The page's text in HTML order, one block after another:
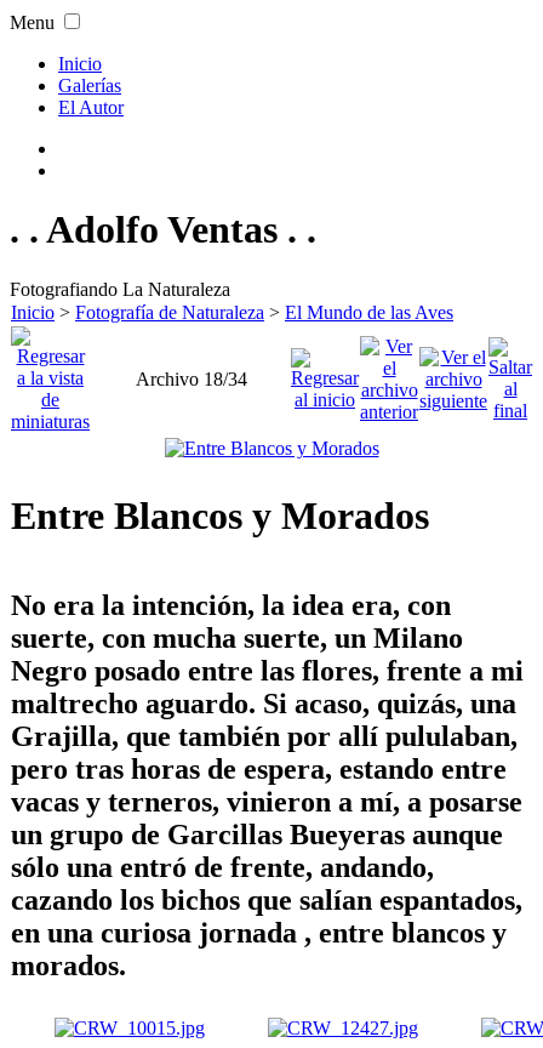
Menu
Inicio
Galerías
El Autor
. . Adolfo Ventas . .
Fotografiando La Naturaleza
Inicio > Fotografía de Naturaleza > El Mundo de las Aves
Archivo 18/34
Entre Blancos y Morados
No era la intención, la idea era, con
suerte, con mucha suerte, un Milano
Negro posado entre las flores, frente a mi
maltrecho aguardo. Si acaso, quizás, una
Grajilla, que también por allí pululaban,
pero tras horas de espera, estando entre
vacas y terneros, vinieron a mí, a posarse
un grupo de Garcillas Bueyeras aunque
sólo una entró de frente, andando,
cazando los bichos que salían espantados,
en una curiosa jornada , entre blancos y
morados.